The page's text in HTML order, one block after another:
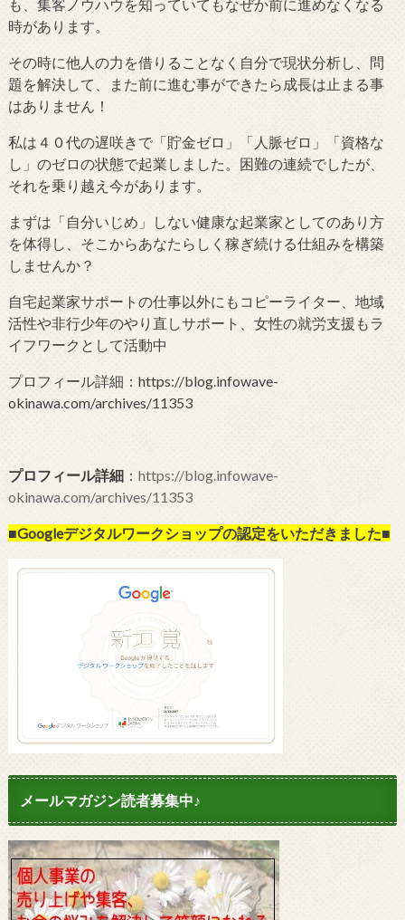
も、集客ノウハウを知っていてもなぜか前に進めなくなる
時があります。
その時に他人の力を借りることなく自分で現状分析し、問
題を解決して、また前に進む事ができたら成長は止まる事
はありません！
私は４０代の遅咲きで「貯金ゼロ」「人脈ゼロ」「資格な
し」のゼロの状態で起業しました。困難の連続でしたが、
それを乗り越え今があります。
まずは「自分いじめ」しない健康な起業家としてのあり方
を体得し、そこからあなたらしく稼ぎ続ける仕組みを構築
しませんか？
自宅起業家サポートの仕事以外にもコピーライター、地域
活性や非行少年のやり直しサポート、女性の就労支援もラ
イフワークとして活動中
プロフィール詳細：https://blog.infowave-
okinawa.com/archives/11353
プロフィール詳細： https://blog.infowave-
okinawa.com/archives/11353
■Googleデジタルワークショップの認定をいただきました■
メールマガジン読者募集中♪